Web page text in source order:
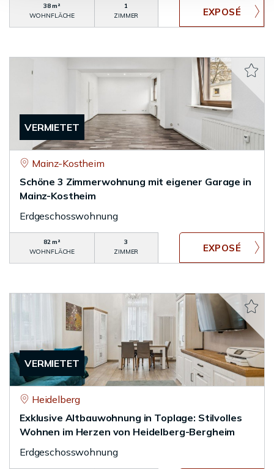
38 m²
WOHNFLÄCHE
1
ZIMMER
VERMIETET
Mainz-Kostheim
Schöne 3 Zimmerwohnung mit eigener Garage in
Mainz-Kostheim
Erdgeschosswohnung
82 m²
WOHNFLÄCHE
3
ZIMMER
VERMIETET
Heidelberg
Exklusive Altbauwohnung in Toplage: Stilvolles
Wohnen im Herzen von Heidelberg-Bergheim
Erdgeschosswohnung